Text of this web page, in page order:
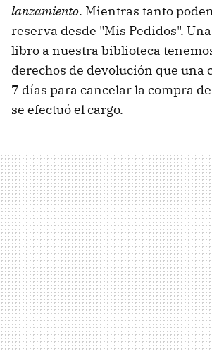
lanzamiento. Mientras tanto
reserva desde "Mis Pedidos".
libro a nuestra biblioteca
derechos de devolución que una
7 días para cancelar la compra
se efectuó el cargo.